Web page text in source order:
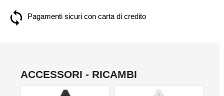
Pagamenti sicuri con carta di credito
ACCESSORI - RICAMBI